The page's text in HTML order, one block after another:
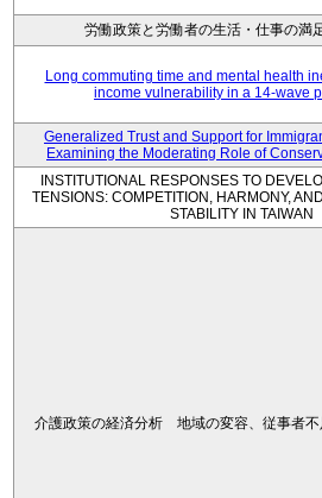
労働政策と労働者の生活・仕事の満
Long commuting time and mental health
income vulnerability in a 14-wave
Generalized Trust and Support for
Examining the Moderating Role of
INSTITUTIONAL RESPONSES TO
TENSIONS: COMPETITION, HARMONY,
STABILITY IN TAIWAN
介護政策の経済分析 地域の変容、従事者不